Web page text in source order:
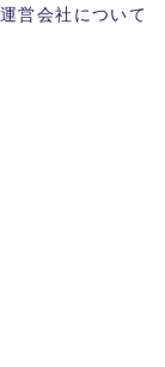
運営会社について